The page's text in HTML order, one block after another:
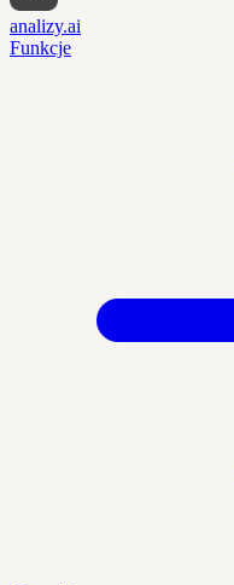
analizy.ai
Funkcje